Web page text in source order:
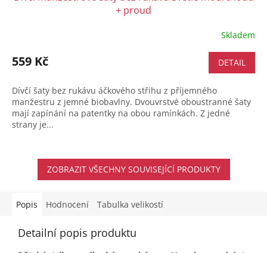
+ proud
Skladem
559 Kč DETAIL
Dívčí šaty bez rukávu áčkového střihu z příjemného
manžestru z jemné biobavlny. Dvouvrstvé oboustranné šaty
mají zapínání na patentky na obou ramínkách. Z jedné
strany je...
ZOBRAZIT VŠECHNY SOUVISEJÍCÍ PRODUKTY
Popis Hodnocení Tabulka velikostí
Detailní popis produktu